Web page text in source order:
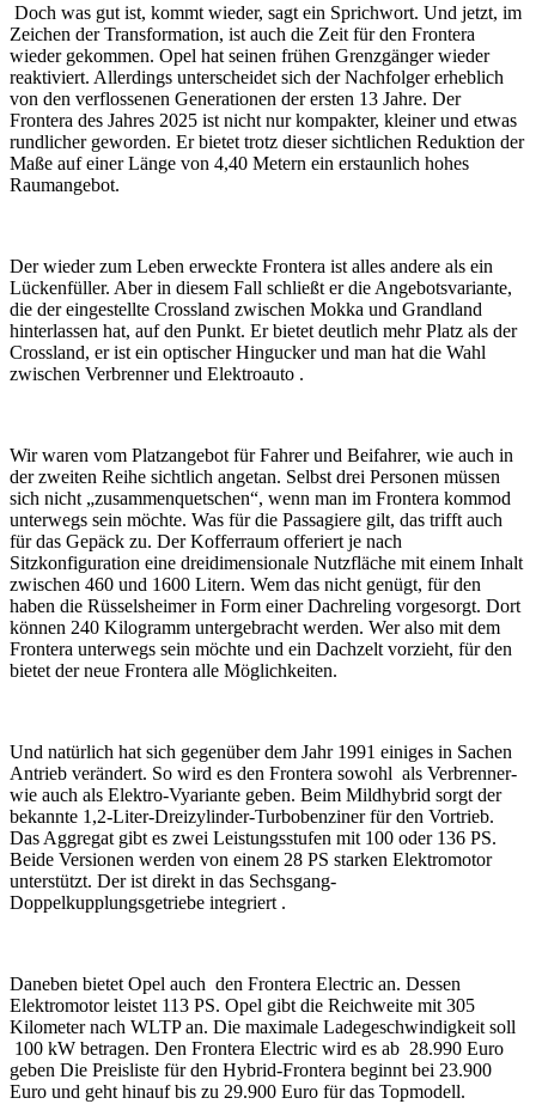
Doch was gut ist, kommt wieder, sagt ein Sprichwort. Und jetzt, im
Zeichen der Transformation, ist auch die Zeit für den Frontera
wieder gekommen. Opel hat seinen frühen Grenzgänger wieder
reaktiviert. Allerdings unterscheidet sich der Nachfolger erheblich
von den verflossenen Generationen der ersten 13 Jahre. Der
Frontera des Jahres 2025 ist nicht nur kompakter, kleiner und etwas
rundlicher geworden. Er bietet trotz dieser sichtlichen Reduktion der
Maße auf einer Länge von 4,40 Metern ein erstaunlich hohes
Raumangebot.
Der wieder zum Leben erweckte Frontera ist alles andere als ein
Lückenfüller. Aber in diesem Fall schließt er die Angebotsvariante,
die der eingestellte Crossland zwischen Mokka und Grandland
hinterlassen hat, auf den Punkt. Er bietet deutlich mehr Platz als der
Crossland, er ist ein optischer Hingucker und man hat die Wahl
zwischen Verbrenner und Elektroauto .
Wir waren vom Platzangebot für Fahrer und Beifahrer, wie auch in
der zweiten Reihe sichtlich angetan. Selbst drei Personen müssen
sich nicht „zusammenquetschen“, wenn man im Frontera kommod
unterwegs sein möchte. Was für die Passagiere gilt, das trifft auch
für das Gepäck zu. Der Kofferraum offeriert je nach
Sitzkonfiguration eine dreidimensionale Nutzfläche mit einem Inhalt
zwischen 460 und 1600 Litern. Wem das nicht genügt, für den
haben die Rüsselsheimer in Form einer Dachreling vorgesorgt. Dort
können 240 Kilogramm untergebracht werden. Wer also mit dem
Frontera unterwegs sein möchte und ein Dachzelt vorzieht, für den
bietet der neue Frontera alle Möglichkeiten.
Und natürlich hat sich gegenüber dem Jahr 1991 einiges in Sachen
Antrieb verändert. So wird es den Frontera sowohl als Verbrenner-
wie auch als Elektro-Vyariante geben. Beim Mildhybrid sorgt der
bekannte 1,2-Liter-Dreizylinder-Turbobenziner für den Vortrieb.
Das Aggregat gibt es zwei Leistungsstufen mit 100 oder 136 PS.
Beide Versionen werden von einem 28 PS starken Elektromotor
unterstützt. Der ist direkt in das Sechsgang-
Doppelkupplungsgetriebe integriert .
Daneben bietet Opel auch den Frontera Electric an. Dessen
Elektromotor leistet 113 PS. Opel gibt die Reichweite mit 305
Kilometer nach WLTP an. Die maximale Ladegeschwindigkeit soll
100 kW betragen. Den Frontera Electric wird es ab 28.990 Euro
geben Die Preisliste für den Hybrid-Frontera beginnt bei 23.900
Euro und geht hinauf bis zu 29.900 Euro für das Topmodell.